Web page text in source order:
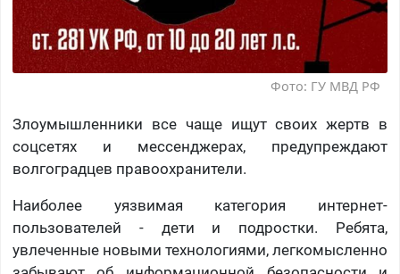
Фото: ГУ МВД РФ
Злоумышленники все чаще ищут своих жертв в
соцсетях и мессенджерах, предупреждают
волгоградцев правоохранители.
Наиболее уязвимая категория интернет-
пользователей - дети и подростки. Ребята,
увлеченные новыми технологиями, легкомысленно